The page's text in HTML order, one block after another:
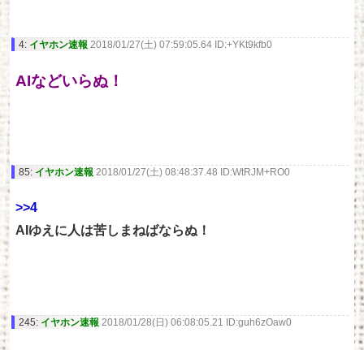
4: イヤホン速報 2018/01/27(土) 07:59:05.64 ID:+YKt9kfb0
AIなどいらぬ！
85: イヤホン速報 2018/01/27(土) 08:48:37.48 ID:WtRJM+RO0
>>4
AIゆえに人は苦しまねばならぬ！
245: イヤホン速報 2018/01/28(日) 06:08:05.21 ID:guh6zOaw0